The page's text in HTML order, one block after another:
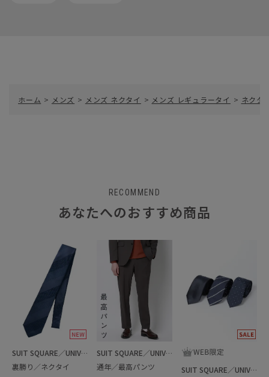
ホーム > メンズ > メンズ ネクタイ > メンズ レギュラータイ > ネクタ
RECOMMEND
あなたへのおすすめ商品
SUIT SQUARE／UNIVERSAL LANGUAGE
裏勝り／ネクタイ
SUIT SQUARE／UNIVERSAL LANGUAGE
通年／最高パンツ
SUIT SQUARE／UNIVERSAL LANGUAGE